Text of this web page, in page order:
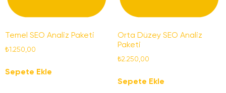
Temel SEO Analiz Paketi
₺1.250,00
Sepete Ekle
Orta Düzey SEO Analiz
Paketi
₺2.250,00
Sepete Ekle